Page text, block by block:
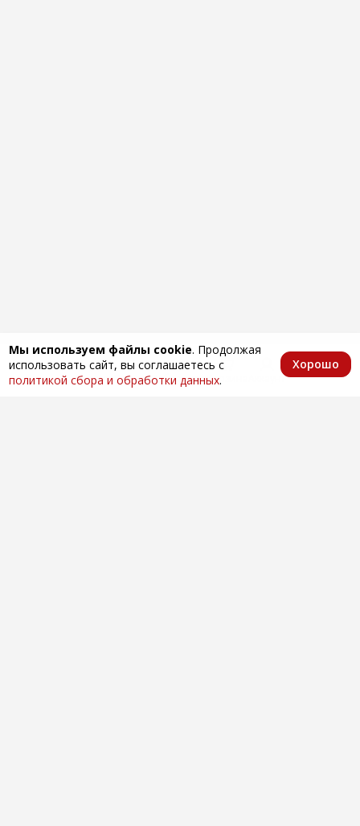
Мы используем файлы cookie. Продолжая
использовать сайт, вы соглашаетесь с
политикой сбора и обработки данных.
Хорошо
Главная КаталогИзбранноеКорзина Аккаунт